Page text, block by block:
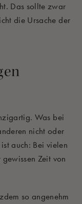
Das sollte zwar
die Ursache der
Was bei
nicht oder
auch: Bei vielen
Zeit von
so angenehm